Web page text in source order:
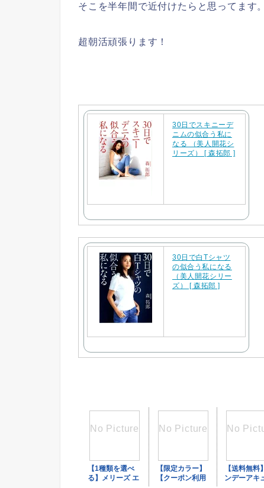
そこを半年間で近付けたらと思ってます。
超朝活頑張ります！
30日でスキニーデ
ニムの似合う私に
なる （美人開花シ
リーズ） [ 森拓郎 ]
30日で白Tシャツ
の似合う私になる
（美人開花シリー
ズ） [ 森拓郎 ]